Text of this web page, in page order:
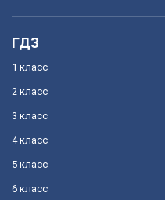
ГДЗ
1 класс
2 класс
3 класс
4 класс
5 класс
6 класс